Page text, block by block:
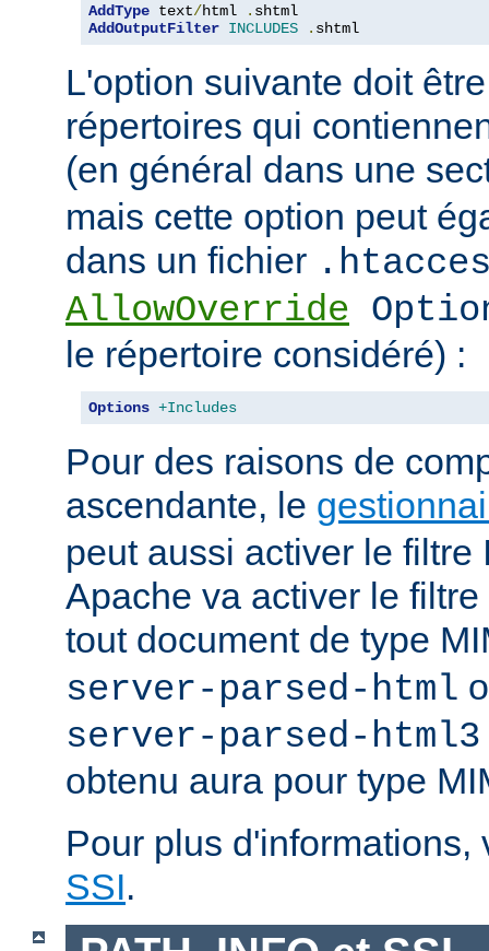
AddType text/html .
AddOutputFilter INCLUDES . shtml
L'option suivante doit
répertoires qui
(en général dans une
mais cette option peut
dans un fichier
AllowOverride
le répertoire considéré) :
Options +Includes
Pour des raisons de
ascendante, le
peut aussi activer le filtre
Apache va activer le
tout document de type
server-parsed-html
server-parsed-html3
obtenu aura pour type
Pour plus
SSI.